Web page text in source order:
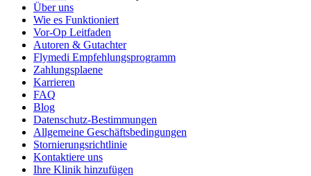
Über uns
Wie es Funktioniert
Vor-Op Leitfaden
Autoren & Gutachter
Flymedi Empfehlungsprogramm
Zahlungsplaene
Karrieren
FAQ
Blog
Datenschutz-Bestimmungen
Allgemeine Geschäftsbedingungen
Stornierungsrichtlinie
Kontaktiere uns
Ihre Klinik hinzufügen